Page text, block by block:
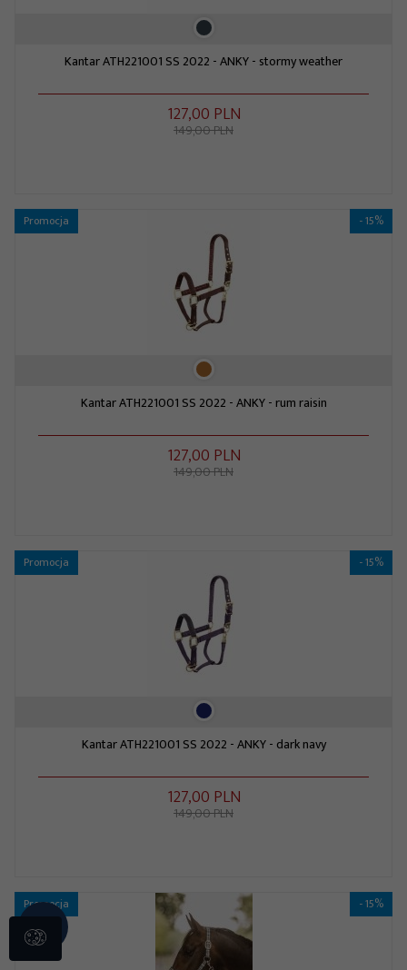
Kantar ATH221001 SS 2022 - ANKY - stormy weather
127,00 PLN
149,00 PLN
Promocja - 15%
Kantar ATH221001 SS 2022 - ANKY - rum raisin
127,00 PLN
149,00 PLN
Promocja - 15%
Kantar ATH221001 SS 2022 - ANKY - dark navy
127,00 PLN
149,00 PLN
Promocja - 15%